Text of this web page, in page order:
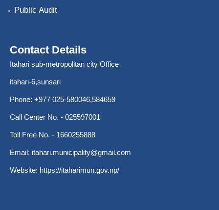
Public Audit
Contact Details
Itahari sub-metropolitan city Office
itahari-6,sunsari
Phone: +977 025-580046,584659
Call Center No. - 025597001
Toll Free No. - 1660255888
Email: itahari.municipality@gmail.com
Website: https://itaharimun.gov.np/